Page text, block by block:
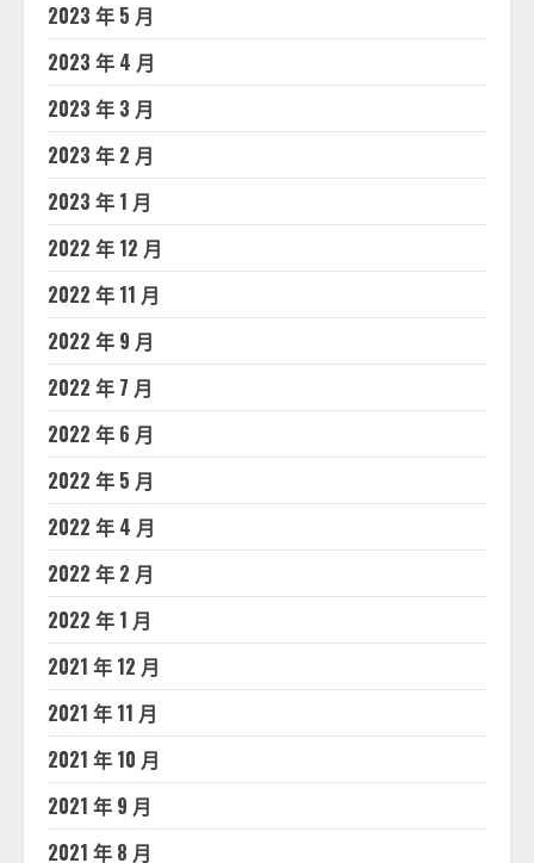
2023 年 5 月
2023 年 4 月
2023 年 3 月
2023 年 2 月
2023 年 1 月
2022 年 12 月
2022 年 11 月
2022 年 9 月
2022 年 7 月
2022 年 6 月
2022 年 5 月
2022 年 4 月
2022 年 2 月
2022 年 1 月
2021 年 12 月
2021 年 11 月
2021 年 10 月
2021 年 9 月
2021 年 8 月